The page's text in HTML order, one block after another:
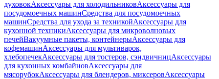
духовокАксессуары для холодильниковАксессуары для
посудомоечных машинСредства для посудомоечных
машинСредства для ухода за техникойАксессуары для
кухонной техникиАксессуары для микроволновых
печейВакуумные пакеты, контейнерыАксессуары для
кофемашинАксессуары для мультиварок,
хлебопечекАксессуары для тостеров, сэндвичницАксессуары
для кухонных комбайновАксессуары для
мясорубокАксессуары для блендеров, миксеровАксессуары